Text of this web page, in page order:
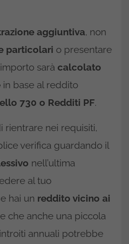
aggiuntiva, non
particolari o presentare
sarà calcolato
in base al reddito
730 o Redditi PF.
rientrare nei requisiti,
verifica guardando il
nell’ultima
al tuo
hai un reddito vicino ai
che anche una piccola
annuali potrebbe